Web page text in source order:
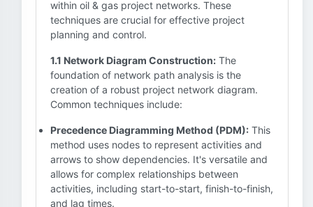
within oil & gas project networks. These
techniques are crucial for effective project
planning and control.
1.1 Network Diagram Construction: The
foundation of network path analysis is the
creation of a robust project network diagram.
Common techniques include:
Precedence Diagramming Method (PDM): This
method uses nodes to represent activities and
arrows to show dependencies. It's versatile and
allows for complex relationships between
activities, including start-to-start, finish-to-finish,
and lag times.